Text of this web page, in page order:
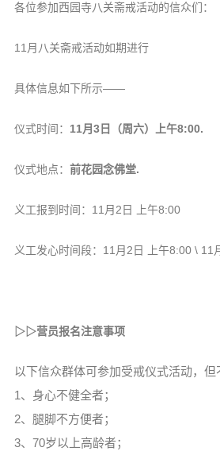
义工家园
观自在禅修营
教理研究
学报论集
戒幢论坛
活动记录
下院风采
搜索
各位参加西园寺八关斋戒活动的信众们：
11月八关斋戒活动如期进行
具体信息如下所示——
仪式时间： 11月3日（周六）上午8:00.
仪式地点： 前花园念佛堂.
义工报到时间：11月2日 上午8:00
义工发心时间段：11月2日 上午8:00 \ 11
▷▷营员报名注意事项
以下信众群体可参加受戒仪式活动，
1、身心不健全者；
2、腿脚不方便者；
3、70岁以上高龄者；